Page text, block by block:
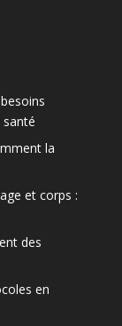
la
et corps :
des
en